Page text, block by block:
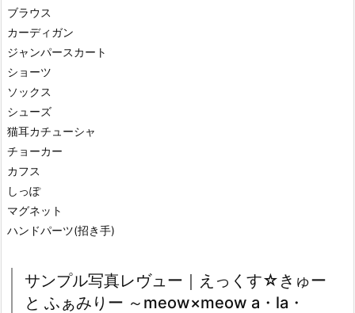
ブラウス
カーディガン
ジャンパースカート
ショーツ
ソックス
シューズ
猫耳カチューシャ
チョーカー
カフス
しっぽ
マグネット
ハンドパーツ(招き手)
サンプル写真レヴュー｜えっくす☆きゅー
と ふぁみりー ～meow×meow a・la・